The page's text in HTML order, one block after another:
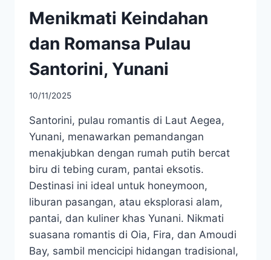
Menikmati Keindahan
dan Romansa Pulau
Santorini, Yunani
10/11/2025
Santorini, pulau romantis di Laut Aegea,
Yunani, menawarkan pemandangan
menakjubkan dengan rumah putih bercat
biru di tebing curam, pantai eksotis.
Destinasi ini ideal untuk honeymoon,
liburan pasangan, atau eksplorasi alam,
pantai, dan kuliner khas Yunani. Nikmati
suasana romantis di Oia, Fira, dan Amoudi
Bay, sambil mencicipi hidangan tradisional,